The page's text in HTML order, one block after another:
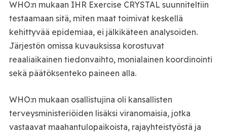
WHO:n mukaan IHR Exercise CRYSTAL suunniteltiin
testaamaan sitä, miten maat toimivat keskellä
kehittyvää epidemiaa, ei jälkikäteen analysoiden.
Järjestön omissa kuvauksissa korostuvat
reaaliaikainen tiedonvaihto, monialainen koordinointi
sekä päätöksenteko paineen alla.
WHO:n mukaan osallistujina oli kansallisten
terveysministeriöiden lisäksi viranomaisia, jotka
vastaavat maahantulopaikoista, rajayhteistyöstä ja